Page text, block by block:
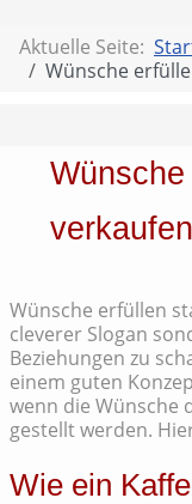
Aktuelle Seite:
Wünsche
Wünsche erfüllen
cleverer Slogan
Beziehungen zu
einem guten
wenn die Wünsche
gestellt werden.
Wie ein